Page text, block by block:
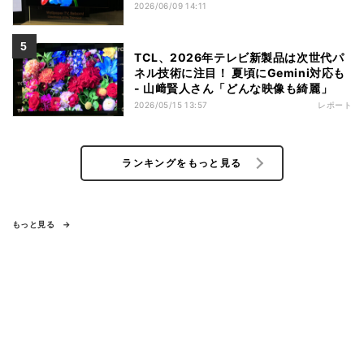
2026/06/09 14:11
TCL、2026年テレビ新製品は次世代パ
ネル技術に注目！ 夏頃にGemini対応も
- 山﨑賢人さん「どんな映像も綺麗」
2026/05/15 13:57 レポート
ランキングをもっと見る
もっと見る